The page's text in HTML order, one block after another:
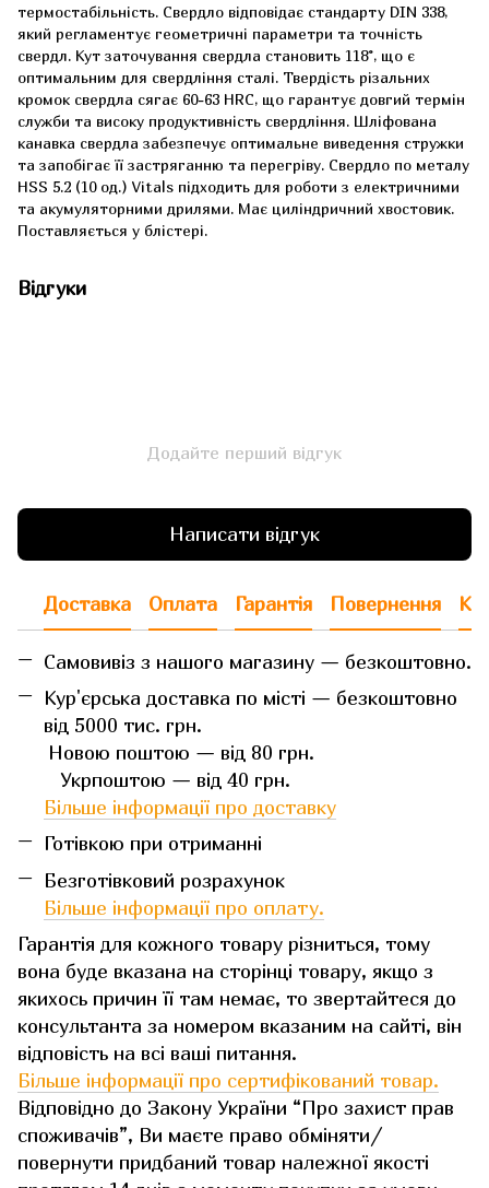
термостабільність. Свердло відповідає стандарту DIN 338,
який регламентує геометричні параметри та точність
свердл. Кут заточування свердла становить 118°, що є
оптимальним для свердління сталі. Твердість різальних
кромок свердла сягає 60-63 HRC, що гарантує довгий термін
служби та високу продуктивність свердління. Шліфована
канавка свердла забезпечує оптимальне виведення стружки
та запобігає її застряганню та перегріву. Свердло по металу
HSS 5.2 (10 од.) Vitals підходить для роботи з електричними
та акумуляторними дрилями. Має циліндричний хвостовик.
Поставляється у блістері.
Відгуки
Додайте перший відгук
Написати відгук
Доставка Оплата Гарантія Повернення
Самовивіз з нашого магазину — безкоштовно.
Кур'єрська доставка по місті — безкоштовно
від 5000 тис. грн.
Новою поштою — від 80 грн.
Укрпоштою — від 40 грн.
Більше інформації про доставку
Готівкою при отриманні
Безготівковий розрахунок
Більше інформації про оплату.
Гарантія для кожного товару різниться, тому
вона буде вказана на сторінці товару, якщо з
якихось причин її там немає, то звертайтеся до
консультанта за номером вказаним на сайті, він
відповість на всі ваші питання.
Більше інформації про сертифікований товар.
Відповідно до Закону України “Про захист прав
споживачів”, Ви маєте право обміняти/
повернути придбаний товар належної якості